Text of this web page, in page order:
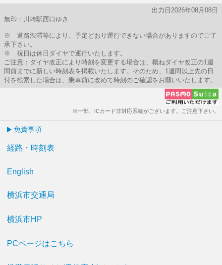
出力日2026年08月08日
無印：川崎駅西口ゆき
※ 道路渋滞等により、予定どおり運行できない場合がありますのでご了
承下さい。
※ 祝日は休日ダイヤで運行いたします。
ご注意：ダイヤ改正により時刻を変更する場合は、概ねダイヤ改正の1週
間前までに新しい時刻表を掲載いたします。そのため、1週間以上先の日
付を検索した場合は、乗車前に改めて時刻のご確認をお願いいたします。
※一部、ICカード非対応系統がございます。ご注意下さい。
免責事項
経路・時刻表
English
横浜市交通局
横浜市HP
PCページはこちら